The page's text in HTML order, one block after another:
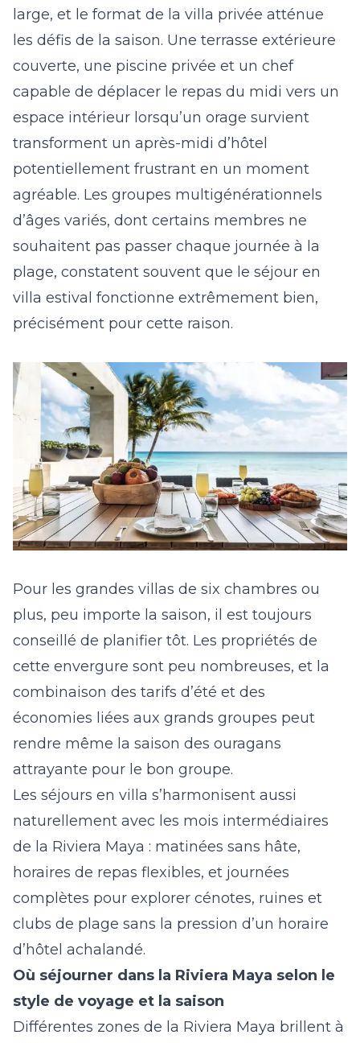
large, et le format de la villa privée atténue
les défis de la saison. Une terrasse extérieure
couverte, une piscine privée et un chef
capable de déplacer le repas du midi vers un
espace intérieur lorsqu’un orage survient
transforment un après-midi d’hôtel
potentiellement frustrant en un moment
agréable. Les groupes multigénérationnels
d’âges variés, dont certains membres ne
souhaitent pas passer chaque journée à la
plage, constatent souvent que le séjour en
villa estival fonctionne extrêmement bien,
précisément pour cette raison.
Pour les grandes villas de six chambres ou
plus, peu importe la saison, il est toujours
conseillé de planifier tôt. Les propriétés de
cette envergure sont peu nombreuses, et la
combinaison des tarifs d’été et des
économies liées aux grands groupes peut
rendre même la saison des ouragans
attrayante pour le bon groupe.
Les séjours en villa s’harmonisent aussi
naturellement avec les mois intermédiaires
de la Riviera Maya : matinées sans hâte,
horaires de repas flexibles, et journées
complètes pour explorer cénotes, ruines et
clubs de plage sans la pression d’un horaire
d’hôtel achalandé.
Où séjourner dans la Riviera Maya selon le
style de voyage et la saison
Différentes zones de la Riviera Maya brillent à